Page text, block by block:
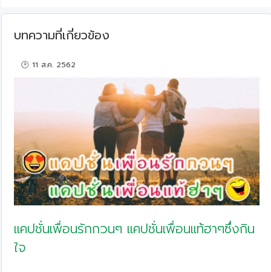
บทความที่เกี่ยวข้อง
🕑 11 ส.ค. 2562
แคปชั่นเพื่อนรักกวนๆ แคปชั่นเพื่อนแท้ฮาๆซึ่งกิน
ใจ